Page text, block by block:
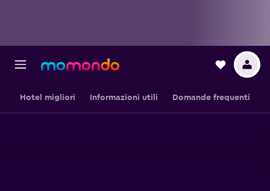
Hotel migliori Informazioni utili Domande frequenti